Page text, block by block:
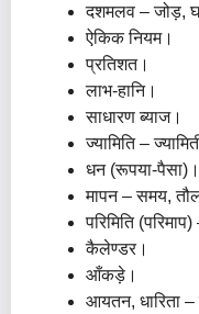
दशमलव – जोड़,
ऐकिक नियम।
प्रतिशत।
लाभ-हानि।
साधारण ब्याज।
ज्यामिति –
धन (रूपया-पैसा)।
मापन – समय,
परिमिति
कैलेण्डर।
आँकड़े।
आयतन, धारिता